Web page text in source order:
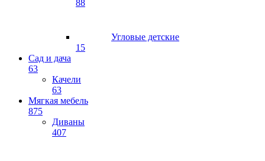
88
Угловые детские
15
Сад и дача
63
Качели
63
Мягкая мебель
875
Диваны
407